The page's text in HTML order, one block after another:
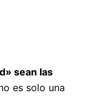
sean las
es solo una